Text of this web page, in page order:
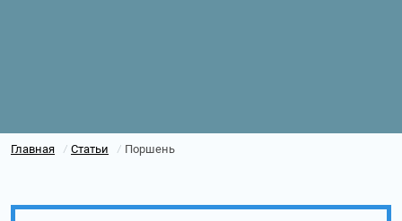
Главная / Статьи / Поршень